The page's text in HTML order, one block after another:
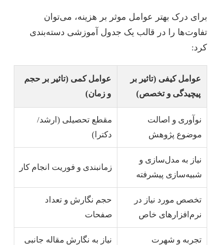
برای درک بهتر عوامل موثر بر هزینه، می‌توان
تفاوت‌ها را در قالب یک جدول آموزشی دسته‌بندی
کرد:
عوامل کیفی (تاثیر بر
پیچیدگی و تخصص)
عوامل کمی (تاثیر بر حجم
و زمان)
نوآوری و اصالت
موضوع پژوهش
مقطع تحصیلی (ارشد/
دکترا)
نیاز به مدل‌سازی و
شبیه‌سازی پیشرفته
زمانبندی و فوریت انجام کار
تخصص مورد نیاز در
نرم‌افزارهای خاص
حجم نگارش و تعداد
صفحات
تجربه و شهرت
نیاز به نگارش مقاله جانبی